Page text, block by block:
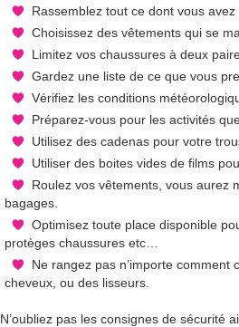
Rassemblez tout ce dont vous
Choisissez des vêtements qui se
Limitez vos chaussures à deux
Gardez une liste de ce que vous
Vérifiez les conditions
Préparez-vous pour les activités
Utilisez des cadenas pour votre
Utiliser des boites vides de films
Roulez vos vêtements, vous aurez
bagages.
Optimisez toute place disponible
protèges chaussures etc…
Ne rangez pas n’importe
cheveux, ou des lisseurs.
N’oubliez pas les consignes de sécurité